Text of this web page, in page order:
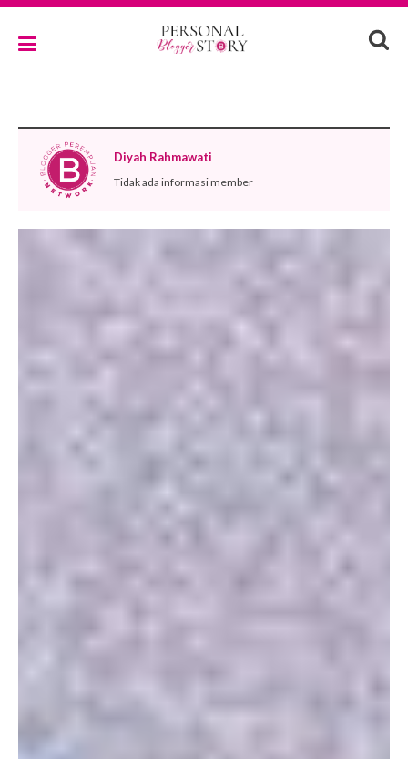
Diyah Rahmawati
Tidak ada informasi member